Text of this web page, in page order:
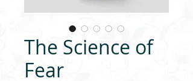
The Science of
Fear